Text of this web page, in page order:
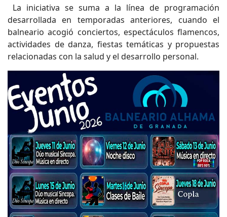
La iniciativa se suma a la línea de programación
desarrollada en temporadas anteriores, cuando el
balneario acogió conciertos, espectáculos flamencos,
actividades de danza, fiestas temáticas y propuestas
relacionadas con la salud y el desarrollo personal.